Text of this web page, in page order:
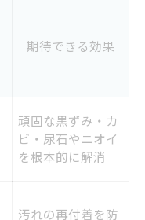
期待できる効果
頑固な黒ずみ・カ
ビ・尿石やニオイ
を根本的に解消
汚れの再付着を防